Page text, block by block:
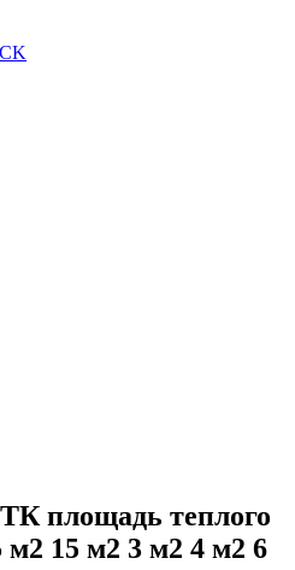
площадь теплого
м2 15 м2 3 м2 4 м2 6